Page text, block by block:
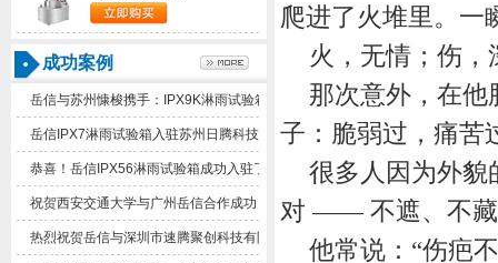
成功案例
岳信与苏州慷梭携手：IPX9K淋雨试验箱助力品质提升
岳信IPX7淋雨试验箱入驻苏州日腾科技！
恭喜！岳信IPX56淋雨试验箱成功入驻了苏州德仕耐五金
祝贺西安交通大学与广州岳信合作成功！
热烈祝贺岳信与深圳市速腾聚创科技有限公司合作成功！
爬进了火堆里。一
火，无情；伤，
那次意外，在他
子：脆弱过，痛苦
很多人因为外貌
对 ——不遮、不藏
他常说： “伤疤